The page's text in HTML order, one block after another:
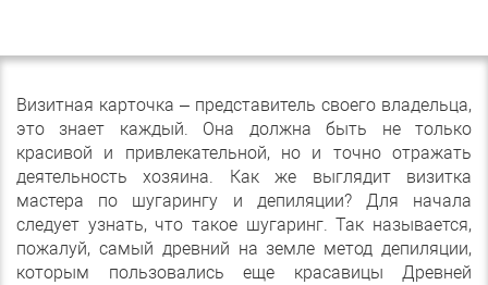
Визитная карточка – представитель своего владельца,
это знает каждый. Она должна быть не только
красивой и привлекательной, но и точно отражать
деятельность хозяина. Как же выглядит визитка
мастера по шугарингу и депиляции? Для начала
следует узнать, что такое шугаринг. Так называется,
пожалуй, самый древний на земле метод депиляции,
которым пользовались еще красавицы Древней